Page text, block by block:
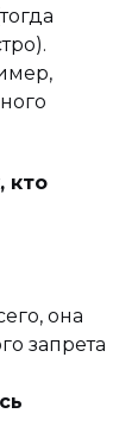
кто
она
запрета